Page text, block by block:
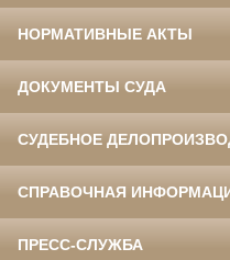
НОРМАТИВНЫЕ АКТЫ
ДОКУМЕНТЫ СУДА
СУДЕБНОЕ
СПРАВОЧНАЯ
ПРЕСС-СЛУЖБА